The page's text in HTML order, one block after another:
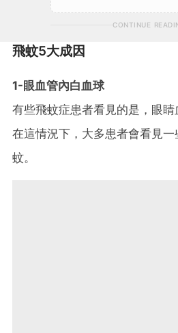
CONTINUE
飛蚊5大成因
1-眼血管內白血球
有些飛蚊症患者看見的是，眼睛
在這情況下，大多患者會看見
蚊。